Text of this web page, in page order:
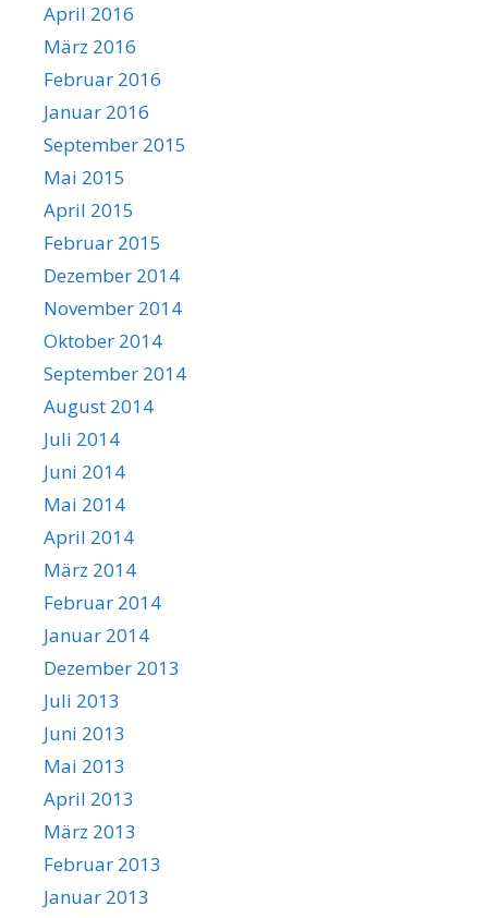
April 2016
März 2016
Februar 2016
Januar 2016
September 2015
Mai 2015
April 2015
Februar 2015
Dezember 2014
November 2014
Oktober 2014
September 2014
August 2014
Juli 2014
Juni 2014
Mai 2014
April 2014
März 2014
Februar 2014
Januar 2014
Dezember 2013
Juli 2013
Juni 2013
Mai 2013
April 2013
März 2013
Februar 2013
Januar 2013